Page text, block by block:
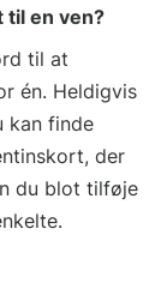
til en ven?
til at
én. Heldigvis
kan finde
der
du blot tilføje